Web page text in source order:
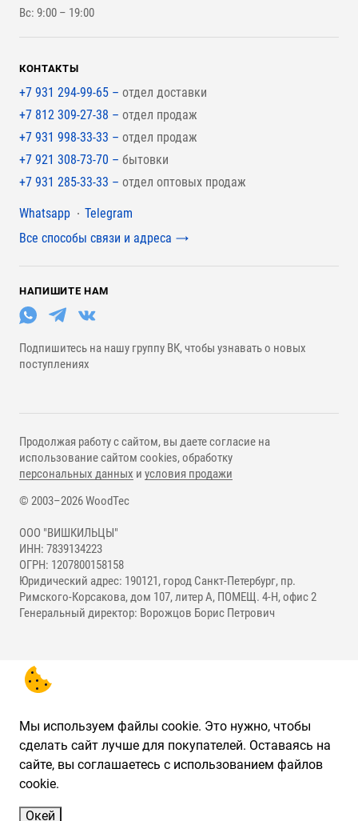
Для покрытия крыши
Вс: 9:00 – 19:00
КОНТАКТЫ
+7 931 294-99-65 – отдел доставки
+7 812 309-27-38 – отдел продаж
+7 931 998-33-33 – отдел продаж
+7 921 308-73-70 – бытовки
+7 931 285-33-33 – отдел оптовых продаж
Мессенджеры
Whatsapp
Telegram
Все способы связи и адреса
НАПИШИТЕ НАМ
Подпишитесь на нашу группу ВК, чтобы узнавать о новых
поступлениях
© 2003–2026 WoodTec
ООО "ВИШКИЛЬЦЫ"
ИНН: 7839134223
ОГРН: 1207800158158
Юридический адрес: 190121, город Санкт-Петербург, пр.
Римского-Корсакова, дом 107, литер А, ПОМЕЩ. 4-Н, офис 2
Генеральный директор: Ворожцов Борис Петрович
Продолжая работу с сайтом, вы даете согласие на
использование сайтом cookies, обработку
персональных данных и условия продажи
Мы используем файлы cookie. Это нужно, чтобы
сделать сайт лучше для покупателей. Оставаясь на
сайте, вы соглашаетесь с использованием файлов
cookie.
Окей